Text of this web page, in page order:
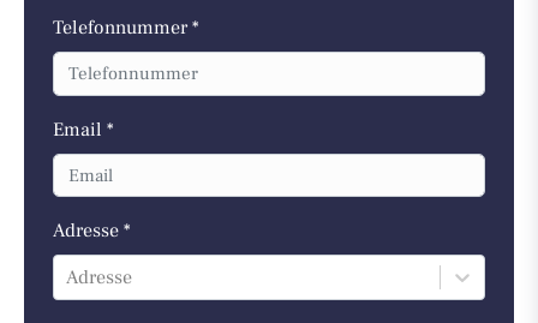
Telefonnummer *
Email *
Adresse *
Adresse